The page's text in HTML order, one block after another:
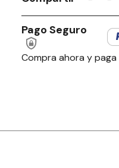
Pago Seguro
Compra ahora y